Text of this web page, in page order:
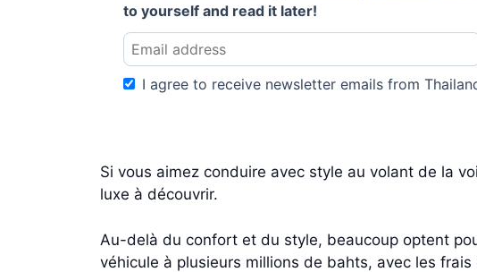
to yourself and read it later!
I agree to receive newsletter emails from
Si vous aimez conduire avec style au volant de la
luxe à découvrir.
Au-delà du confort et du style, beaucoup optent
véhicule à plusieurs millions de bahts, avec les frais